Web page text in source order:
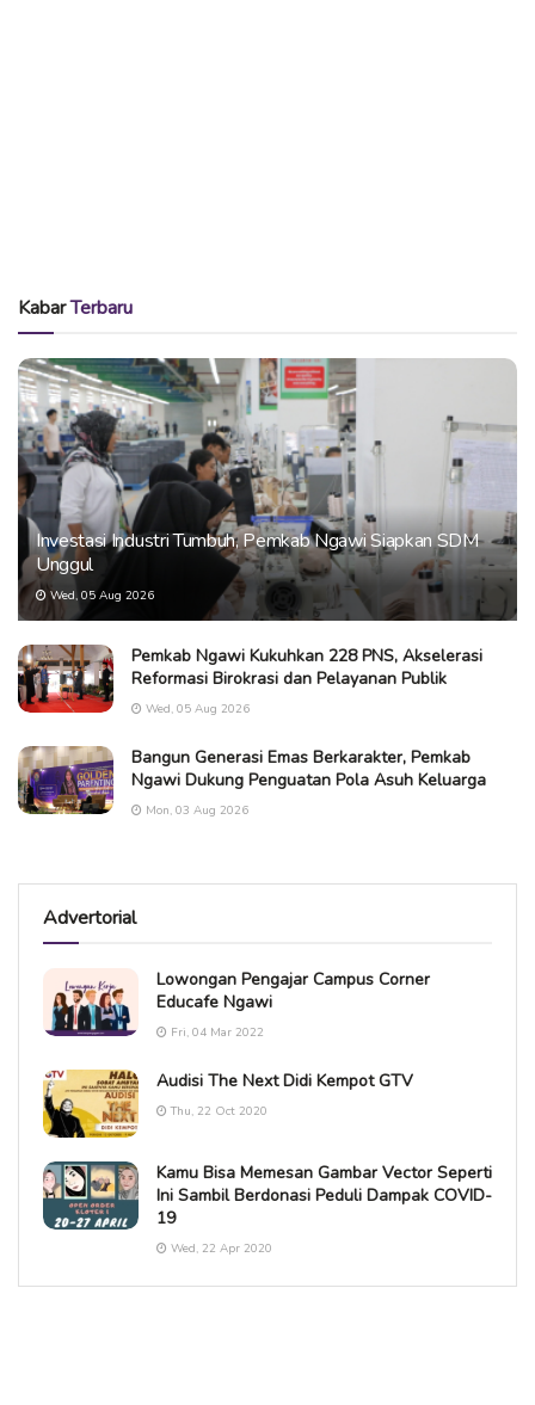
KabarTerbaru
Investasi Industri Tumbuh, Pemkab Ngawi Siapkan SDM
Unggul
Wed, 05 Aug 2026
Pemkab Ngawi Kukuhkan 228 PNS, Akselerasi
Reformasi Birokrasi dan Pelayanan Publik
Wed, 05 Aug 2026
Bangun Generasi Emas Berkarakter, Pemkab
Ngawi Dukung Penguatan Pola Asuh Keluarga
Mon, 03 Aug 2026
Advertorial
Lowongan Pengajar Campus Corner
Educafe Ngawi
Fri, 04 Mar 2022
Audisi The Next Didi Kempot GTV
Thu, 22 Oct 2020
Kamu Bisa Memesan Gambar Vector Seperti
Ini Sambil Berdonasi Peduli Dampak COVID-
19
Wed, 22 Apr 2020